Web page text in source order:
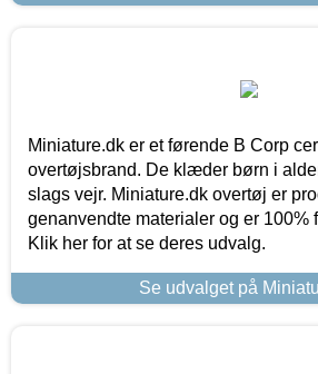
Miniature.dk er et førende B Corp
overtøjsbrand. De klæder børn i
slags vejr. Miniature.dk overtøj er
genanvendte materialer og er 100%
Klik her for at se deres udvalg.
Se udvalget på